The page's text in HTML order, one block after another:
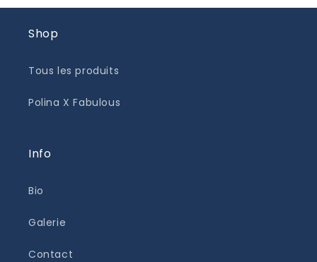
Shop
Tous les produits
Polina X Fabulous
Info
Bio
Galerie
Contact